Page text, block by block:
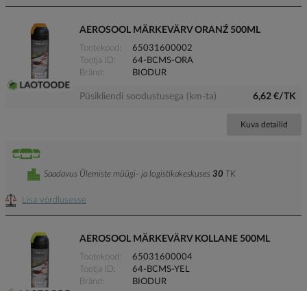
AEROSOOL MÄRKEVÄRV ORANŹ 500ML
Tootekood
65031600002
Tootja ID
64-BCMS-ORA
Bränd
BIODUR
Püsikliendi soodustusega (km-ta) 6,62 €/TK
Kuva detailid
Lisa võrdlusesse
Saadavus Ülemiste müügi- ja logistikakeskuses 30 TK
AEROSOOL MÄRKEVÄRV KOLLANE 500ML
Tootekood
65031600004
Tootja ID
64-BCMS-YEL
Bränd
BIODUR